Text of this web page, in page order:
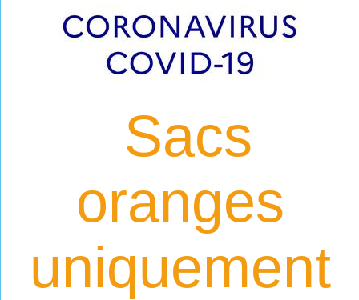
Sacs
oranges
uniquement